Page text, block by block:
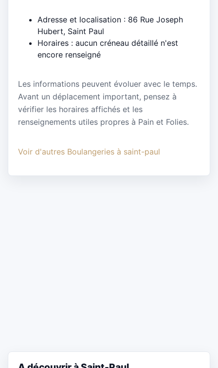
Adresse et localisation : 86 Rue Joseph
Hubert, Saint Paul
Horaires : aucun créneau détaillé n'est
encore renseigné
Les informations peuvent évoluer avec le temps.
Avant un déplacement important, pensez à
vérifier les horaires affichés et les
renseignements utiles propres à Pain et Folies.
Voir d'autres Boulangeries à saint-paul